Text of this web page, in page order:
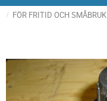
FÖR FRITID OCH SMÅBRUK